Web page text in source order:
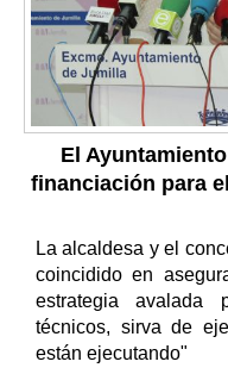
El
financiación para
La alcaldesa y el
coincidido en
estrategia avalada
técnicos, sirva de
están ejecutando"